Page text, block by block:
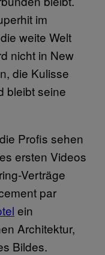
im
weite Welt
nicht in New
die Kulisse
bleibt seine
Profis sehen
ersten Videos
Verträge
par
ein
Architektur,
Bildes.